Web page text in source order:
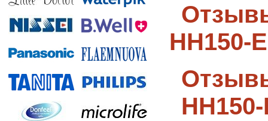
HH150-